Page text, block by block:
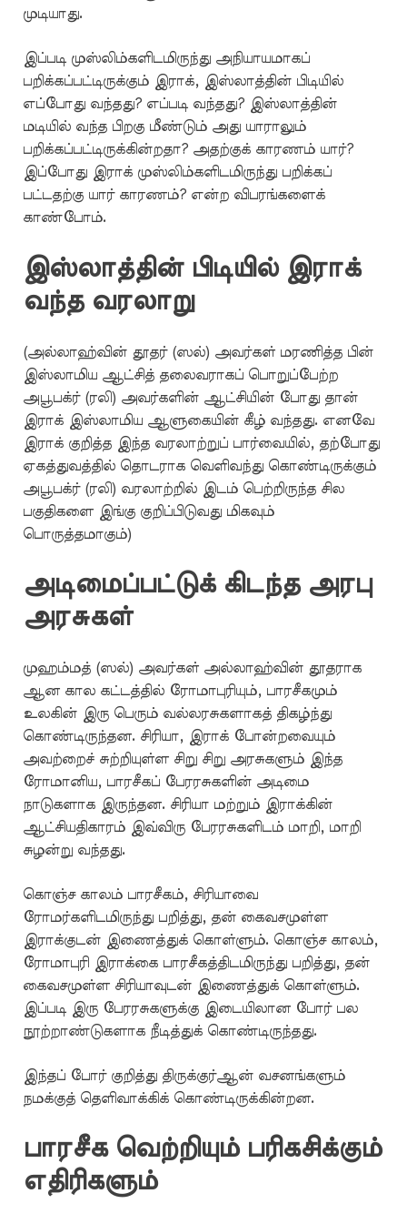
முடியாது.
இப்படி முஸ்லிம்களிடமிருந்து அநியாயமாகப்
பறிக்கப்பட்டிருக்கும் இராக், இஸ்லாத்தின் பிடியில்
எப்போது வந்தது? எப்படி வந்தது? இஸ்லாத்தின்
மடியில் வந்த பிறகு மீண்டும் அது யாராலும்
பறிக்கப்பட்டிருக்கின்றதா? அதற்குக் காரணம் யார்?
இப்போது இராக் முஸ்லிம்களிடமிருந்து பறிக்கப்
பட்டதற்கு யார் காரணம்? என்ற விபரங்களைக்
காண்போம்.
இஸ்லாத்தின் பிடியில் இராக்
வந்த வரலாறு
(அல்லாஹ்வின் தூதர் (ஸல்) அவர்கள் மரணித்த பின்
இஸ்லாமிய ஆட்சித் தலைவராகப் பொறுப்பேற்ற
அபூபக்ர் (ரலி) அவர்களின் ஆட்சியின் போது தான்
இராக் இஸ்லாமிய ஆளுகையின் கீழ் வந்தது. எனவே
இராக் குறித்த இந்த வரலாற்றுப் பார்வையில், தற்போது
ஏகத்துவத்தில் தொடராக வெளிவந்து கொண்டிருக்கும்
அபூபக்ர் (ரலி) வரலாற்றில் இடம் பெற்றிருந்த சில
பகுதிகளை இங்கு குறிப்பிடுவது மிகவும்
பொருத்தமாகும்)
அடிமைப்பட்டுக் கிடந்த அரபு
அரசுகள்
முஹம்மத் (ஸல்) அவர்கள் அல்லாஹ்வின் தூதராக
ஆன கால கட்டத்தில் ரோமாபுரியும், பாரசீகமும்
உலகின் இரு பெரும் வல்லரசுகளாகத் திகழ்ந்து
கொண்டிருந்தன. சிரியா, இராக் போன்றவையும்
அவற்றைச் சுற்றியுள்ள சிறு சிறு அரசுகளும் இந்த
ரோமானிய, பாரசீகப் பேரரசுகளின் அடிமை
நாடுகளாக இருந்தன. சிரியா மற்றும் இராக்கின்
ஆட்சியதிகாரம் இவ்விரு பேரரசுகளிடம் மாறி, மாறி
சுழன்று வந்தது.
கொஞ்ச காலம் பாரசீகம், சிரியாவை
ரோமர்களிடமிருந்து பறித்து, தன் கைவசமுள்ள
இராக்குடன் இணைத்துக் கொள்ளும். கொஞ்ச காலம்,
ரோமாபுரி இராக்கை பாரசீகத்திடமிருந்து பறித்து, தன்
கைவசமுள்ள சிரியாவுடன் இணைத்துக் கொள்ளும்.
இப்படி இரு பேரரசுகளுக்கு இடையிலான போர் பல
நூற்றாண்டுகளாக நீடித்துக் கொண்டிருந்தது.
இந்தப் போர் குறித்து திருக்குர்ஆன் வசனங்களும்
நமக்குத் தெளிவாக்கிக் கொண்டிருக்கின்றன.
பாரசீக வெற்றியும் பரிகசிக்கும்
எதிரிகளும்